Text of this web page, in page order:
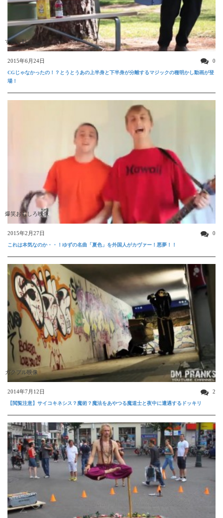
すごい動画
2015年6月24日 0
CGじゃなかったの！？とうとうあの上半身と下半身が分離するマジックの種明かし動画が登
場！
爆笑おもしろ映像
2015年2月27日 0
これは本気なのか・・！ゆずの名曲「夏色」を外国人がカヴァー！悪夢！！
ガクブル映像
2014年7月12日 2
【閲覧注意】サイコキネシス？魔術？魔法をあやつる魔道士と夜中に遭遇するドッキリ